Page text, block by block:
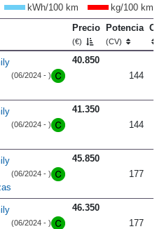
kWh/100 km
kg/100 km
Precio
(€)
Potencia
(CV)
(06/2024 - )
40.850
144
(06/2024 - )
41.350
144
(06/2024 - )
45.850
177
(06/2024 - )
46.350
177